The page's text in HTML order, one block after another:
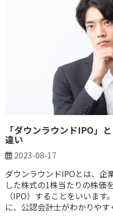
「ダウンラウンドIPO」
違い
2023-08-17
ダウンラウンドIPOとは、企
した株式の1株当たりの株価
（IPO）することをいいま
に、公認会計士がわかりやす